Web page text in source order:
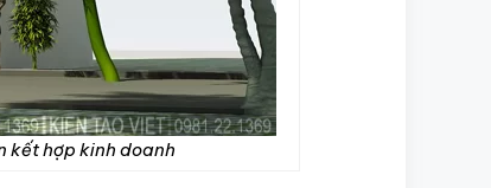
kết hợp kinh doanh